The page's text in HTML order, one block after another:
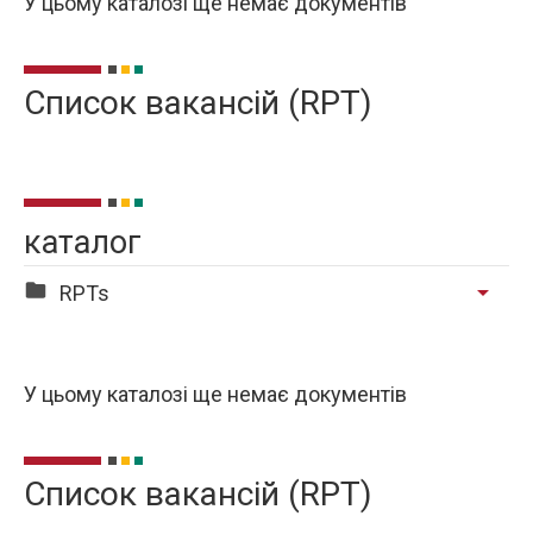
Список вакансій (RPT)
каталог
RPTs arrow_drop_down
У цьому каталозі ще немає документів
Список вакансій (RPT)